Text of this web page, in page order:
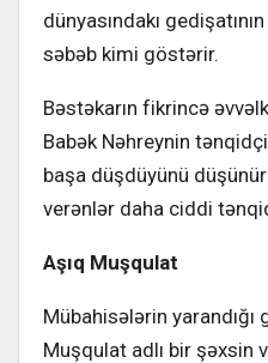
dünyasındakı
səbəb kimi göstərir.
Bəstəkarın fikrincə
Babək Nəhreynin
başa düşdüyünü
verənlər daha ciddi
Aşıq Muşqulat
Mübahisələrin yarandığı
Muşqulat adlı bir şəxsin